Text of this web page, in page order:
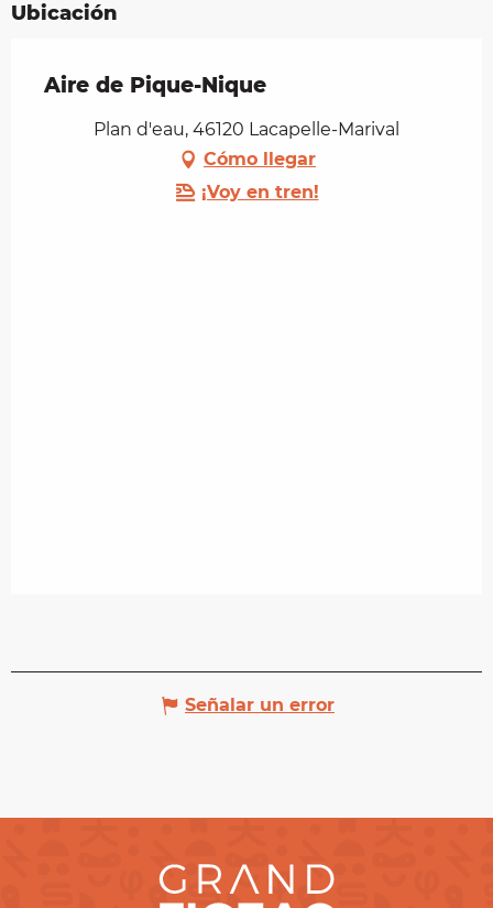
Ubicación
Aire de Pique-Nique
Plan d'eau, 46120 Lacapelle-Marival
Cómo llegar
¡Voy en tren!
Señalar un error